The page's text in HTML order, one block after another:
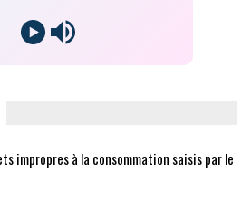
impropres à la consommation saisis par le